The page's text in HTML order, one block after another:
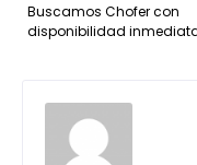
Buscamos Chofer con
disponibilidad